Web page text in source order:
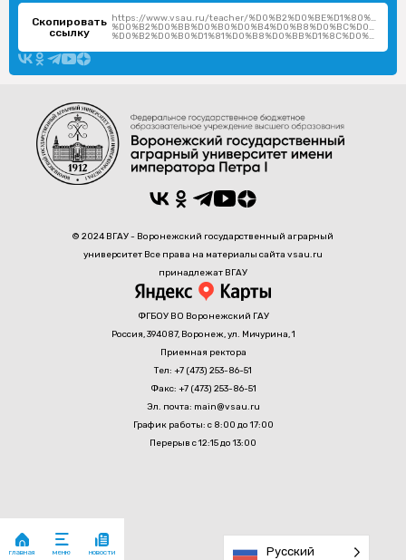
главная меню новости
Скопировать
ссылку
https://www.vsau.ru/teacher/
%D0%B2%D0%B0%D1%81%D0%B8%D0%BB%D1%8C%D0%B5%D0%B2%D0%B8%D1%87/
© 2024 ВГАУ - Воронежский государственный аграрный
университет Все права на материалы сайта vsau.ru
принадлежат ВГАУ
ФГБОУ ВО Воронежский ГАУ
Россия, 394087, Воронеж, ул. Мичурина, 1
Приемная ректора
Тел: +7 (473) 253-86-51
Факс: +7 (473) 253-86-51
Эл. почта: main@vsau.ru
График работы: с 8:00 до 17:00
Перерыв с 12:15 до 13:00
Русский